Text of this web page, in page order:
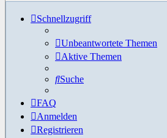
Schnellzugriff
Unbeantwortete Themen
Aktive Themen
Suche
FAQ
Anmelden
Registrieren